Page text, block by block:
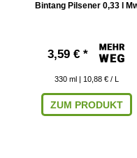
Bintang Pilsener 0,33 l
3,59 € *
330 ml | 10,88 € / L
ZUM PRODUKT